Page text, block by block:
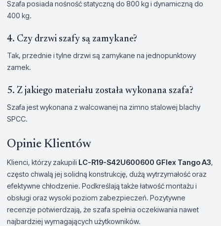
Szafa posiada nośność statyczną do 800 kg i dynamiczną do
400 kg.
4. Czy drzwi szafy są zamykane?
Tak, przednie i tylne drzwi są zamykane na jednopunktowy
zamek.
5. Z jakiego materiału została wykonana szafa?
Szafa jest wykonana z walcowanej na zimno stalowej blachy
SPCC.
Opinie Klientów
Klienci, którzy zakupili LC-R19-S42U600600 GFlex Tango A3,
często chwalą jej solidną konstrukcję, dużą wytrzymałość oraz
efektywne chłodzenie. Podkreślają także łatwość montażu i
obsługi oraz wysoki poziom zabezpieczeń. Pozytywne
recenzje potwierdzają, że szafa spełnia oczekiwania nawet
najbardziej wymagających użytkowników.